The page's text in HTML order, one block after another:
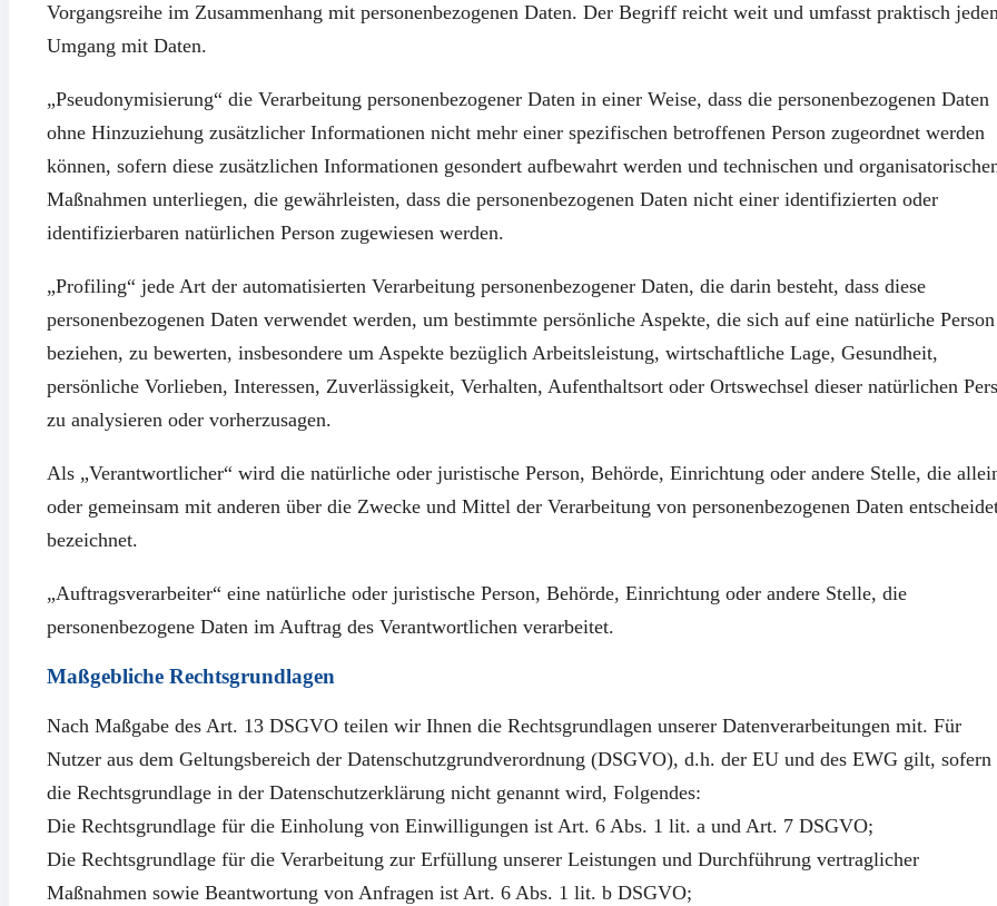
Vorgangsreihe im Zusammenhang mit personenbezogenen Daten. Der Begriff reicht weit und umfasst praktisch
Umgang mit Daten.
„Pseudonymisierung“ die Verarbeitung personenbezogener Daten in einer Weise, dass die personenbezogenen Daten
ohne Hinzuziehung zusätzlicher Informationen nicht mehr einer spezifischen betroffenen Person zugeordnet werden
können, sofern diese zusätzlichen Informationen gesondert aufbewahrt werden und technischen und
Maßnahmen unterliegen, die gewährleisten, dass die personenbezogenen Daten nicht einer identifizierten oder
identifizierbaren natürlichen Person zugewiesen werden.
„Profiling“ jede Art der automatisierten Verarbeitung personenbezogener Daten, die darin besteht, dass diese
personenbezogenen Daten verwendet werden, um bestimmte persönliche Aspekte, die sich auf eine natürliche Person
beziehen, zu bewerten, insbesondere um Aspekte bezüglich Arbeitsleistung, wirtschaftliche Lage, Gesundheit,
persönliche Vorlieben, Interessen, Zuverlässigkeit, Verhalten, Aufenthaltsort oder Ortswechsel dieser natürlichen
zu analysieren oder vorherzusagen.
Als „Verantwortlicher“ wird die natürliche oder juristische Person, Behörde, Einrichtung oder andere Stelle, die
oder gemeinsam mit anderen über die Zwecke und Mittel der Verarbeitung von personenbezogenen Daten
bezeichnet.
„Auftragsverarbeiter“ eine natürliche oder juristische Person, Behörde, Einrichtung oder andere Stelle, die
personenbezogene Daten im Auftrag des Verantwortlichen verarbeitet.
Maßgebliche Rechtsgrundlagen
Nach Maßgabe des Art. 13 DSGVO teilen wir Ihnen die Rechtsgrundlagen unserer Datenverarbeitungen mit. Für
Nutzer aus dem Geltungsbereich der Datenschutzgrundverordnung (DSGVO), d.h. der EU und des EWG gilt, sofern
die Rechtsgrundlage in der Datenschutzerklärung nicht genannt wird, Folgendes:
Die Rechtsgrundlage für die Einholung von Einwilligungen ist Art. 6 Abs. 1 lit. a und Art. 7 DSGVO;
Die Rechtsgrundlage für die Verarbeitung zur Erfüllung unserer Leistungen und Durchführung vertraglicher
Maßnahmen sowie Beantwortung von Anfragen ist Art. 6 Abs. 1 lit. b DSGVO;